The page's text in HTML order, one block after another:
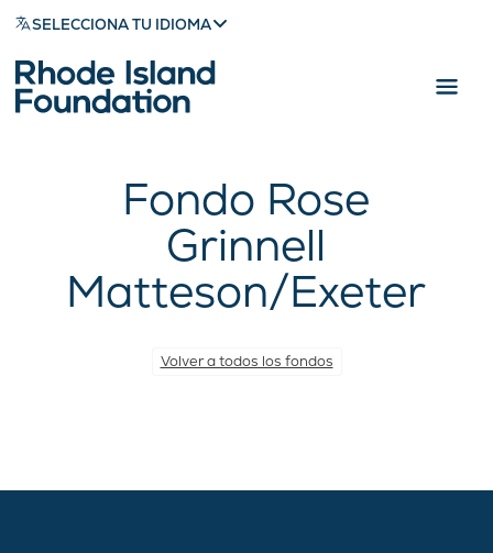
SELECCIONA TU IDIOMA
Fondo Rose
Grinnell
Matteson/Exeter
Volver a todos los fondos